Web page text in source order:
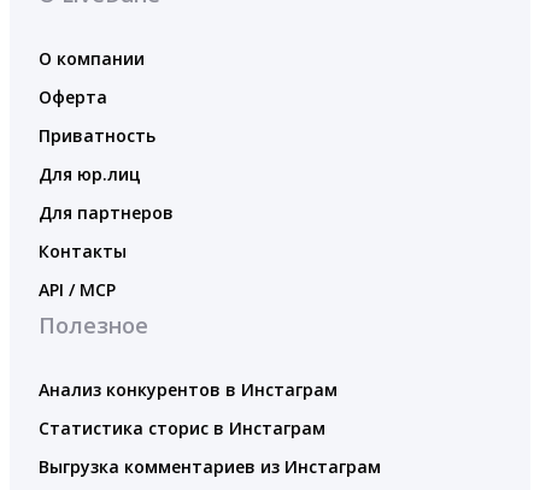
О компании
Оферта
Приватность
Для юр.лиц
Для партнеров
Контакты
API / MCP
Полезное
Анализ конкурентов в Инстаграм
Статистика сторис в Инстаграм
Выгрузка комментариев из Инстаграм